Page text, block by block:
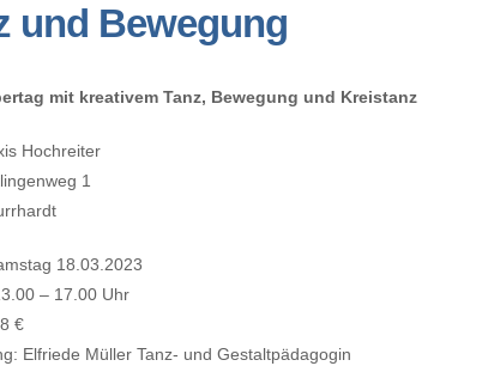
und Bewegung
mit kreativem Tanz, Bewegung und Kreistanz
Hochreiter
1
18.03.2023
– 17.00 Uhr
€
Elfriede Müller Tanz- und Gestaltpädagogin